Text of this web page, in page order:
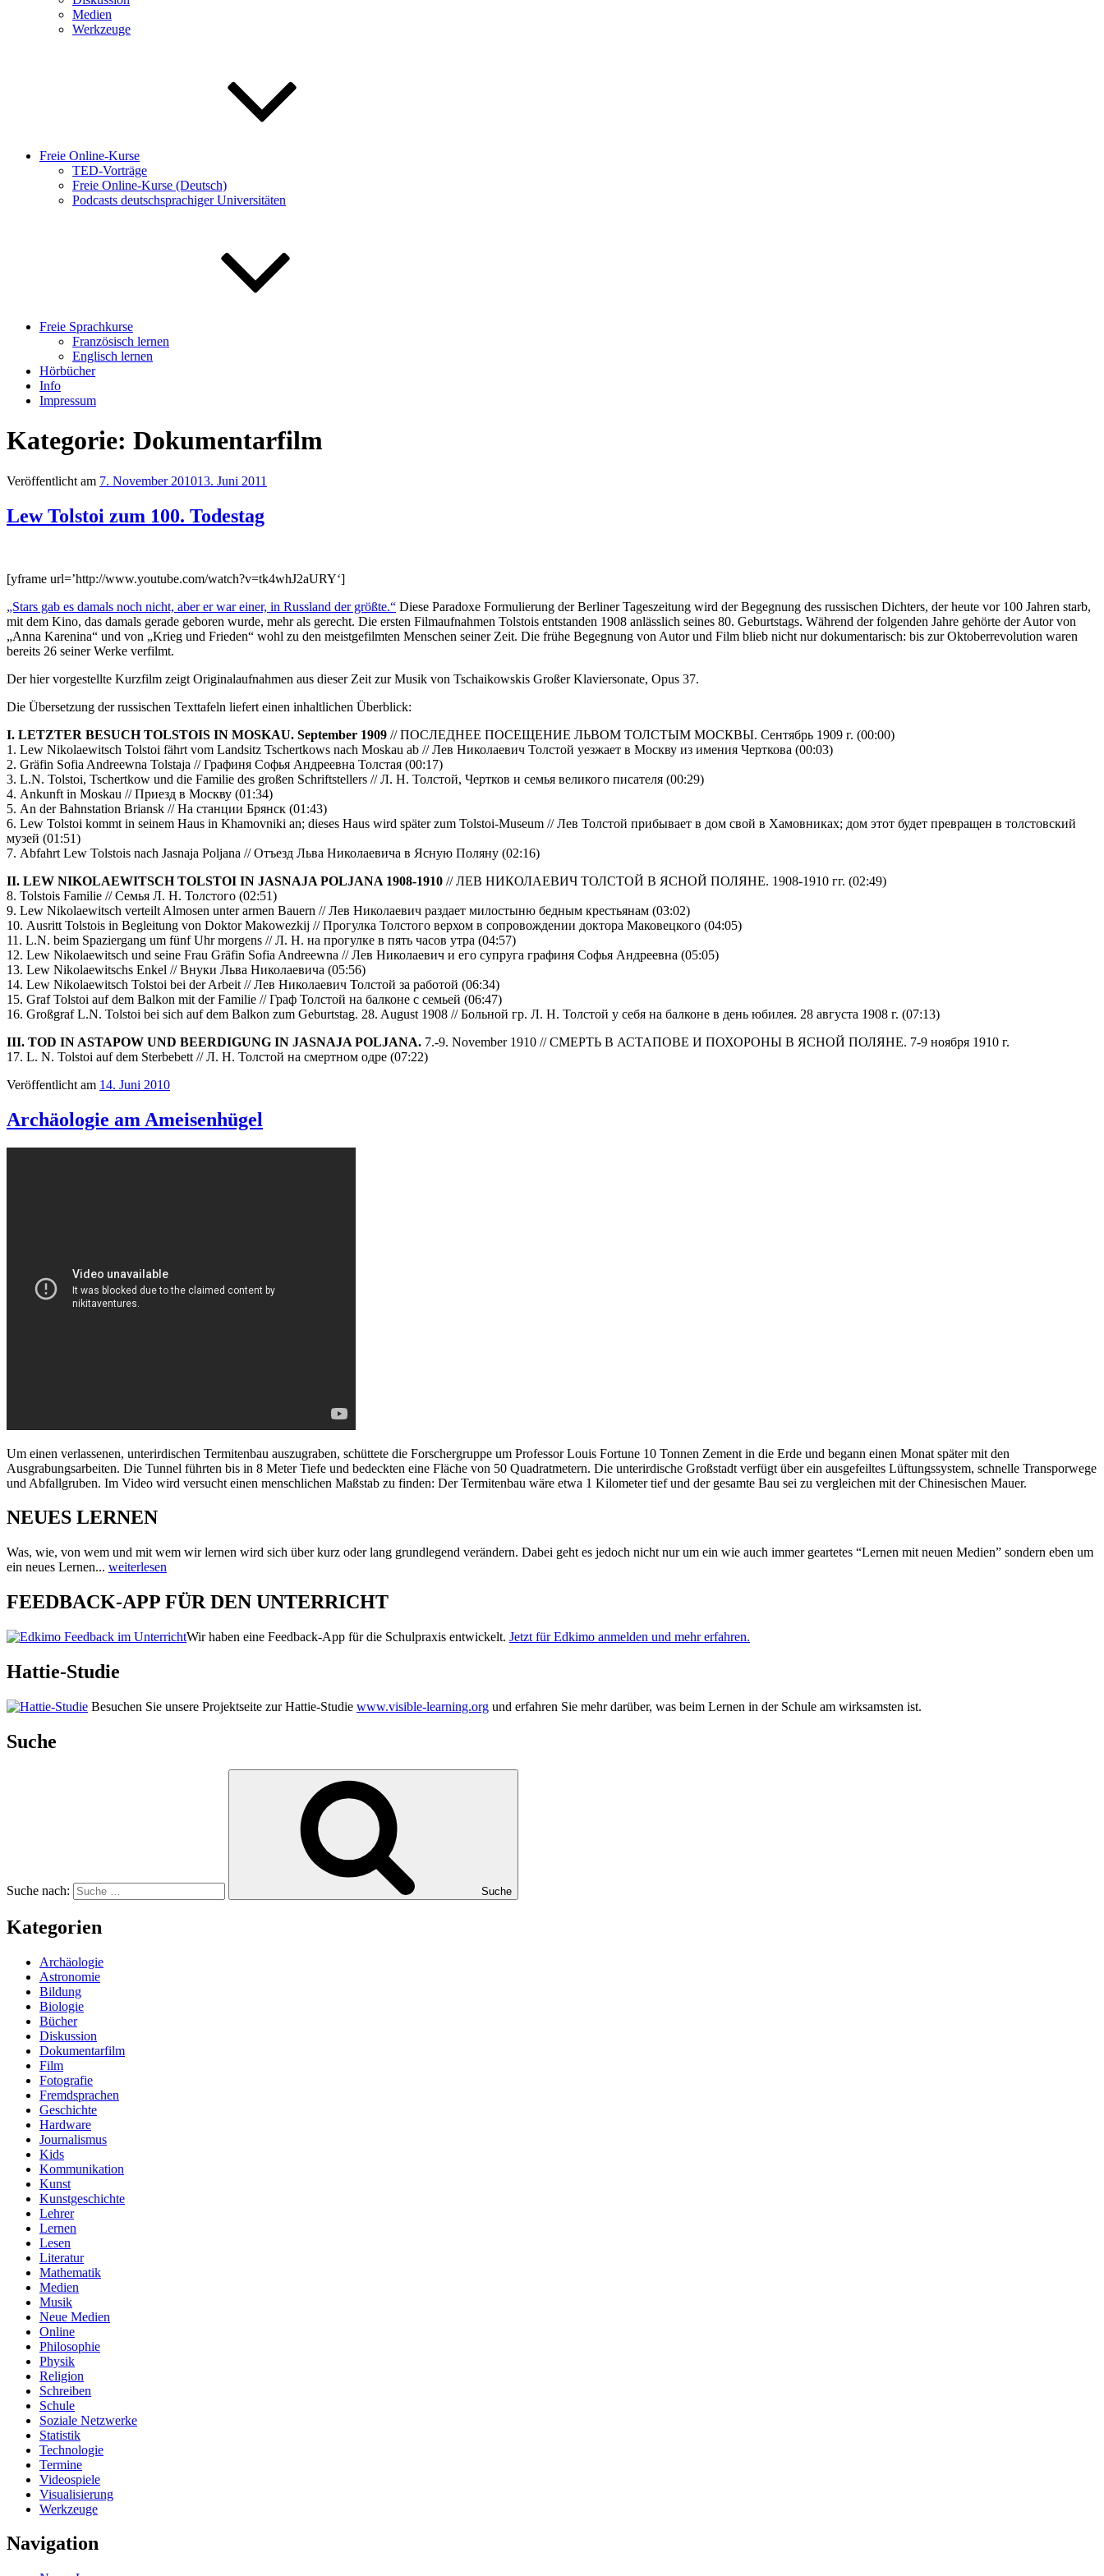
Medien
Werkzeuge
Freie Online-Kurse
TED-Vorträge
Freie Online-Kurse (Deutsch)
Podcasts deutschsprachiger Universitäten
Freie Sprachkurse
Französisch lernen
Englisch lernen
Hörbücher
Info
Impressum
Kategorie: Dokumentarfilm
Veröffentlicht am 7. November 201013. Juni 2011
Lew Tolstoi zum 100. Todestag
[yframe url=’http://www.youtube.com/watch?v=tk4whJ2aURY‘]
„Stars gab es damals noch nicht, aber er war einer, in Russland der größte.“ Diese Paradoxe Formulierung der Berliner Tageszeitung wird der Begegnung des russischen Dichters, der heute vor 100 Jahren starb,
mit dem Kino, das damals gerade geboren wurde, mehr als gerecht. Die ersten Filmaufnahmen Tolstois entstanden 1908 anlässlich seines 80. Geburtstags. Während der folgenden Jahre gehörte der Autor von
„Anna Karenina“ und von „Krieg und Frieden“ wohl zu den meistgefilmten Menschen seiner Zeit. Die frühe Begegnung von Autor und Film blieb nicht nur dokumentarisch: bis zur Oktoberrevolution waren
bereits 26 seiner Werke verfilmt.
Der hier vorgestellte Kurzfilm zeigt Originalaufnahmen aus dieser Zeit zur Musik von Tschaikowskis Großer Klaviersonate, Opus 37.
Die Übersetzung der russischen Texttafeln liefert einen inhaltlichen Überblick:
I. LETZTER BESUCH TOLSTOIS IN MOSKAU. September 1909 // ПОСЛЕДНЕЕ ПОСЕЩЕНИЕ ЛЬВОМ ТОЛСТЫМ МОСКВЫ. Сентябрь 1909 г. (00:00)
1. Lew Nikolaewitsch Tolstoi fährt vom Landsitz Tschertkows nach Moskau ab // Лев Николаевич Толстой уезжает в Москву из имения Черткова (00:03)
2. Gräfin Sofia Andreewna Tolstaja // Графиня Софья Андреевна Толстая (00:17)
3. L.N. Tolstoi, Tschertkow und die Familie des großen Schriftstellers // Л. Н. Толстой, Чертков и семья великого писателя (00:29)
4. Ankunft in Moskau // Приезд в Москву (01:34)
5. An der Bahnstation Briansk // На станции Брянск (01:43)
6. Lew Tolstoi kommt in seinem Haus in Khamovniki an; dieses Haus wird später zum Tolstoi-Museum // Лев Толстой прибывает в дом свой в Хамовниках; дом этот будет превращен в толстовский
музей (01:51)
7. Abfahrt Lew Tolstois nach Jasnaja Poljana // Отъезд Льва Николаевича в Ясную Поляну (02:16)
II. LEW NIKOLAEWITSCH TOLSTOI IN JASNAJA POLJANA 1908-1910 // ЛЕВ НИКОЛАЕВИЧ ТОЛСТОЙ В ЯСНОЙ ПОЛЯНЕ. 1908-1910 гг. (02:49)
8. Tolstois Familie // Семья Л. Н. Толстого (02:51)
9. Lew Nikolaewitsch verteilt Almosen unter armen Bauern // Лев Николаевич раздает милостыню бедным крестьянам (03:02)
10. Ausritt Tolstois in Begleitung von Doktor Makowezkij // Прогулка Толстого верхом в сопровождении доктора Маковецкого (04:05)
11. L.N. beim Spaziergang um fünf Uhr morgens // Л. Н. на прогулке в пять часов утра (04:57)
12. Lew Nikolaewitsch und seine Frau Gräfin Sofia Andreewna // Лев Николаевич и его супруга графиня Софья Андреевна (05:05)
13. Lew Nikolaewitschs Enkel // Внуки Льва Николаевича (05:56)
14. Lew Nikolaewitsch Tolstoi bei der Arbeit // Лев Николаевич Толстой за работой (06:34)
15. Graf Tolstoi auf dem Balkon mit der Familie // Граф Толстой на балконе с семьей (06:47)
16. Großgraf L.N. Tolstoi bei sich auf dem Balkon zum Geburtstag. 28. August 1908 // Больной гр. Л. Н. Толстой у себя на балконе в день юбилея. 28 августа 1908 г. (07:13)
III. TOD IN ASTAPOW UND BEERDIGUNG IN JASNAJA POLJANA. 7.-9. November 1910 // СМЕРТЬ В АСТАПОВЕ И ПОХОРОНЫ В ЯСНОЙ ПОЛЯНЕ. 7-9 ноября 1910 г.
17. L. N. Tolstoi auf dem Sterbebett // Л. Н. Толстой на смертном одре (07:22)
Veröffentlicht am 14. Juni 2010
Archäologie am Ameisenhügel
Um einen verlassenen, unterirdischen Termitenbau auszugraben, schüttete die Forschergruppe um Professor Louis Fortune 10 Tonnen Zement in die Erde und begann einen Monat später mit den
Ausgrabungsarbeiten. Die Tunnel führten bis in 8 Meter Tiefe und bedeckten eine Fläche von 50 Quadratmetern. Die unterirdische Großstadt verfügt über ein ausgefeiltes Lüftungssystem, schnelle Transporwege
und Abfallgruben. Im Video wird versucht einen menschlichen Maßstab zu finden: Der Termitenbau wäre etwa 1 Kilometer tief und der gesamte Bau sei zu vergleichen mit der Chinesischen Mauer.
NEUES LERNEN
Was, wie, von wem und mit wem wir lernen wird sich über kurz oder lang grundlegend verändern. Dabei geht es jedoch nicht nur um ein wie auch immer geartetes “Lernen mit neuen Medien” sondern eben um
ein neues Lernen... weiterlesen
FEEDBACK-APP FÜR DEN UNTERRICHT
Wir haben eine Feedback-App für die Schulpraxis entwickelt. Jetzt für Edkimo anmelden und mehr erfahren.
Hattie-Studie
Besuchen Sie unsere Projektseite zur Hattie-Studie www.visible-learning.org und erfahren Sie mehr darüber, was beim Lernen in der Schule am wirksamsten ist.
Suche
Suche nach: Suche
Kategorien
Archäologie
Astronomie
Bildung
Biologie
Bücher
Diskussion
Dokumentarfilm
Film
Fotografie
Fremdsprachen
Geschichte
Hardware
Journalismus
Kids
Kommunikation
Kunst
Kunstgeschichte
Lehrer
Lernen
Lesen
Literatur
Mathematik
Medien
Musik
Neue Medien
Online
Philosophie
Physik
Religion
Schreiben
Schule
Soziale Netzwerke
Statistik
Technologie
Termine
Videospiele
Visualisierung
Werkzeuge
Navigation